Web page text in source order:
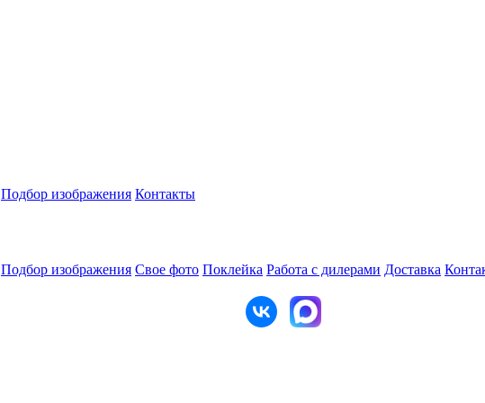
Подбор изображения Контакты
Подбор изображения Свое фото Поклейка Работа с дилерами Доставка